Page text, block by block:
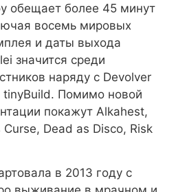
обещает более 45 минут
восемь мировых
и даты выхода
значится среди
наряду с Devolver
tinyBuild. Помимо новой
покажут Alkahest,
Dead as Disco, Risk
в 2013 году с